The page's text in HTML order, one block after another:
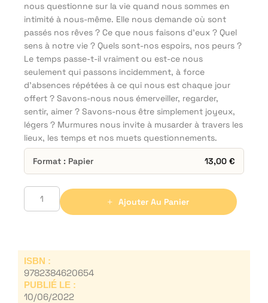
nous questionne sur la vie quand nous sommes en
intimité à nous-même. Elle nous demande où sont
passés nos rêves ? Ce que nous faisons d’eux ? Quel
sens à notre vie ? Quels sont-nos espoirs, nos peurs ?
Le temps passe-t-il vraiment ou est-ce nous
seulement qui passons incidemment, à force
d’absences répétées à ce qui nous est chaque jour
offert ? Savons-nous nous émerveiller, regarder,
sentir, aimer ? Savons-nous être simplement joyeux,
légers ? Murmures nous invite à musarder à travers les
lieux, les temps et nos muets questionnements.
Format : Papier 13,00 €
Ajouter Au Panier
ISBN :
9782384620654
PUBLIÉ LE :
10/06/2022